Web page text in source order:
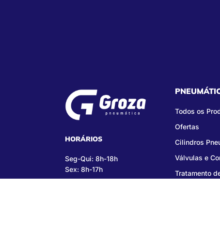
HORÁRIOS
Seg-Qui: 8h-18h
Sex: 8h-17h
Todos os
Ofertas
Cilindros
Válvulas e
Tratamento